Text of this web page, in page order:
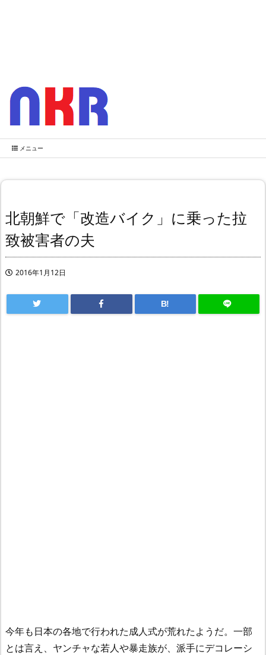
メニュー
北朝鮮で「改造バイク」に乗った拉
致被害者の夫
2016年1月12日
B!
今年も日本の各地で行われた成人式が荒れたようだ。一部
とは言え、ヤンチャな若人や暴走族が、派手にデコレーシ